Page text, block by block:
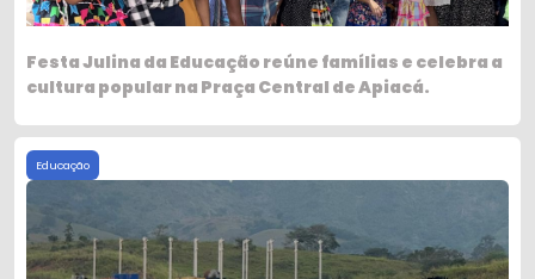
Festa Julina da Educação reúne famílias e celebra a
cultura popular na Praça Central de Apiacá.
Educação